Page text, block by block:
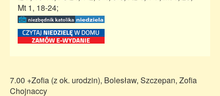
Mt 1, 18-24;
7.00 +Zofia (z ok. urodzin), Bolesław, Szczepan, Zofia
Chojnaccy